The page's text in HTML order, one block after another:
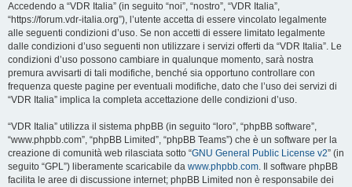
Accedendo a “VDR Italia” (in seguito “noi”, “nostro”, “VDR Italia”,
“https://forum.vdr-italia.org”), l’utente accetta di essere vincolato legalmente
alle seguenti condizioni d’uso. Se non accetti di essere limitato legalmente
dalle condizioni d’uso seguenti non utilizzare i servizi offerti da “VDR Italia”. Le
condizioni d’uso possono cambiare in qualunque momento, sarà nostra
premura avvisarti di tali modifiche, benché sia opportuno controllare con
frequenza queste pagine per eventuali modifiche, dato che l’uso dei servizi di
“VDR Italia” implica la completa accettazione delle condizioni d’uso.
“VDR Italia” utilizza il sistema phpBB (in seguito “loro”, “phpBB software”,
“www.phpbb.com”, “phpBB Limited”, “phpBB Teams”) che è un software per la
creazione di comunità web rilasciata sotto “GNU General Public License v2” (in
seguito “GPL”) liberamente scaricabile da www.phpbb.com. Il software phpBB
facilita le aree di discussione internet; phpBB Limited non è responsabile dei